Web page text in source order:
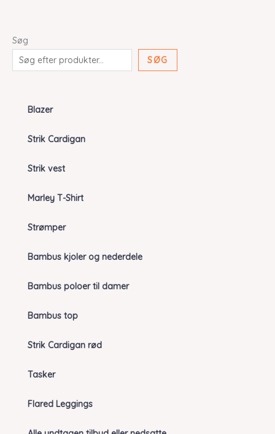
Søg
SØG
Blazer
Strik Cardigan
Strik vest
Marley T-Shirt
Strømper
Bambus kjoler og nederdele
Bambus poloer til damer
Bambus top
Strik Cardigan rød
Tasker
Flared Leggings